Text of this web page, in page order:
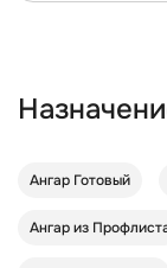
Ангар Готовый
Ангар из